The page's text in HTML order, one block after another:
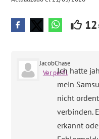
12
JacobChase
Ver perfilIch hatte
mein
nicht
verbinden.
erkannt